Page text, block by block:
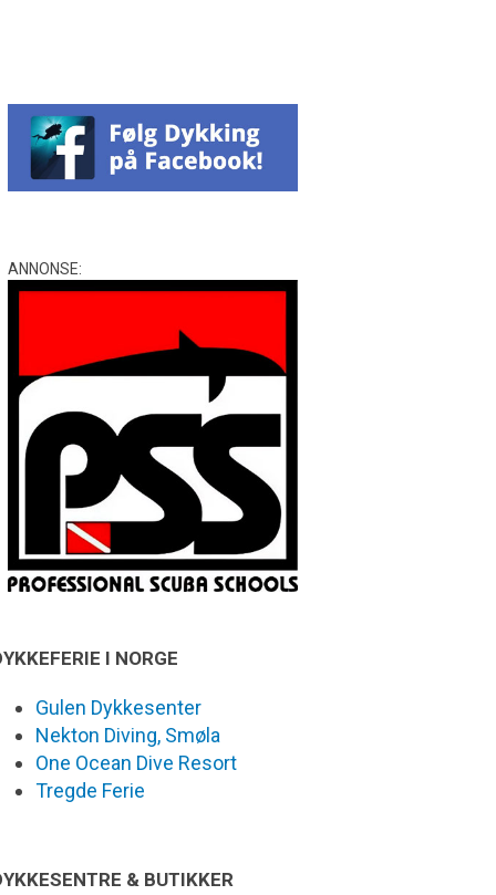
ANNONSE:
I NORGE
Gulen Dykkesenter
Nekton Diving, Smøla
One Ocean Dive Resort
Tregde Ferie
& BUTIKKER